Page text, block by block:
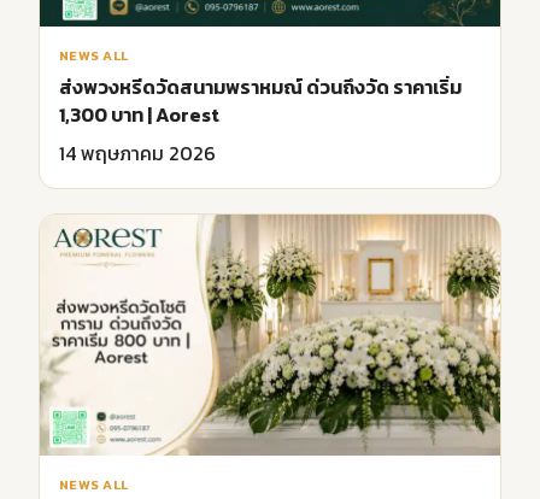
NEWS ALL
ส่งพวงหรีดวัดสนามพราหมณ์ ด่วนถึงวัด ราคาเริ่ม
1,300 บาท | Aorest
14 พฤษภาคม 2026
NEWS ALL